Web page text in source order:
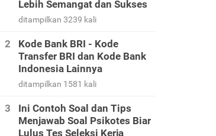
Lebih Semangat dan Sukses
ditampilkan 3239 kali
Kode Bank BRI - Kode
Transfer BRI dan Kode Bank
Indonesia Lainnya
ditampilkan 1581 kali
Ini Contoh Soal dan Tips
Menjawab Soal Psikotes Biar
Lulus Tes Seleksi Kerja